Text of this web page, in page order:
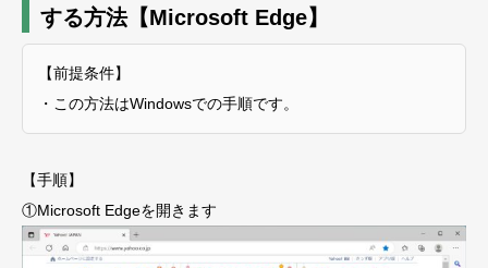
する方法【Microsoft Edge】
【前提条件】
・この方法はWindowsでの手順です。
【手順】
①Microsoft Edgeを開きます